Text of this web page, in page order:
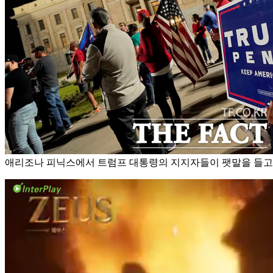
애리조나 피닉스에서 트럼프 대통령의 지지자들이 팻말을 들